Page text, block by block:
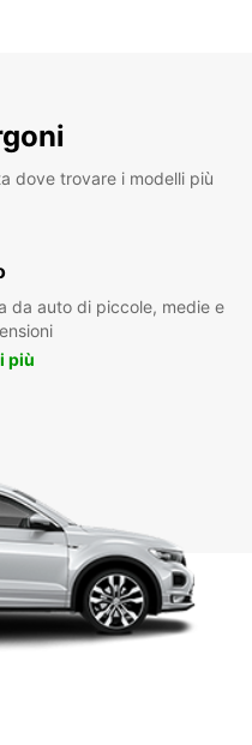
dove trovare i modelli più
da auto di piccole, medie e
più